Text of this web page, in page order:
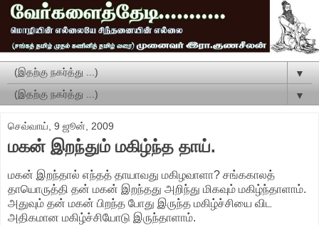
▼
▼
செவ்வாய், 9 ஜூன், 2009
மகன் இறந்தும் மகிழ்ந்த தாய்.
மகன் இறந்தால் எந்தத் தாயாவது மகிழவாளா? சங்ககாலத்
தாயொருத்தி தன் மகன் இறந்தது அறிந்து மிகவும் மகிழ்ந்தாளாம்.
அதுவும் தன் மகன் பிறந்த போது இருந்த மகிழ்ச்சியை விட
அதிகமான மகிழ்ச்சியோடு இருந்தாளாம்.